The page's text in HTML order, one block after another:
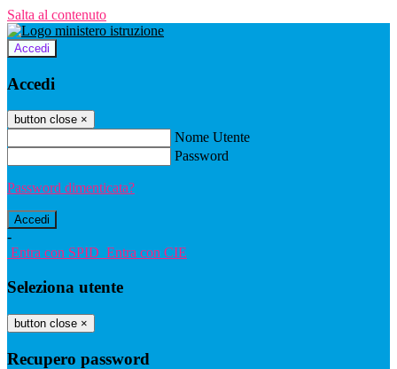
Salta al contenuto
Accedi
Accedi
button close ×
Nome Utente
Password
Password dimenticata?
-
Entra con SPID Entra con CIE
Seleziona utente
button close ×
Recupero password